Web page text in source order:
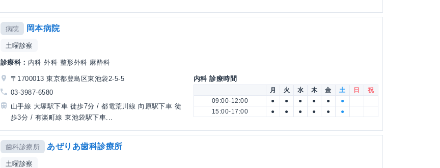
病院 岡本病院
土曜診察
診療科： 内科 外科 整形外科 麻酔科
〒1700013 東京都豊島区東池袋2-5-5
03-3987-6580
山手線 大塚駅下車 徒歩7分 / 都電荒川線 向原駅下車 徒
歩3分 / 有楽町線 東池袋駅下車...
内科 診療時間
月 火 水 木 金 土 日
祝
09:00-12:00
● ● ● ● ●
●
15:00-17:00
● ● ● ● ● ●
歯科診療所 あぜりあ歯科診療所
土曜診察